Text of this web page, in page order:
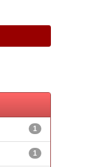
1
1